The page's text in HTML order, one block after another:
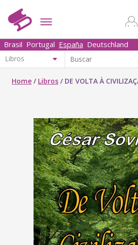
Brasil Portugal España Deutschland
Home / Libros / DE VOLTA À